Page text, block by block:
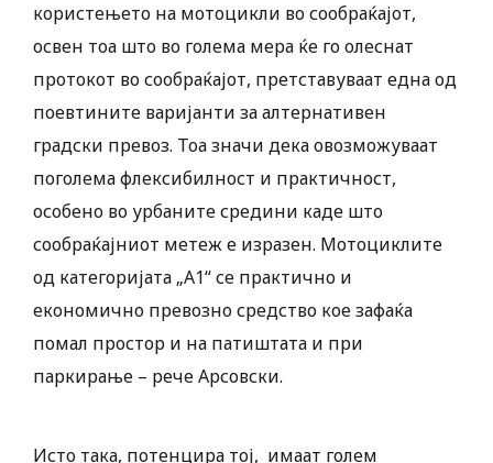
користењето на мотоцикли во сообраќајот,
освен тоа што во голема мера ќе го олеснат
протокот во сообраќајот, претставуваат една од
поевтините варијанти за алтернативен
градски превоз. Тоа значи дека овозможуваат
поголема флексибилност и практичност,
особено во урбаните средини каде што
сообраќајниот метеж е изразен. Мотоциклите
од категоријата „А1“ се практично и
економично превозно средство кое зафаќа
помал простор и на патиштата и при
паркирање – рече Арсовски.
Исто така, потенцира тој, имаат голем